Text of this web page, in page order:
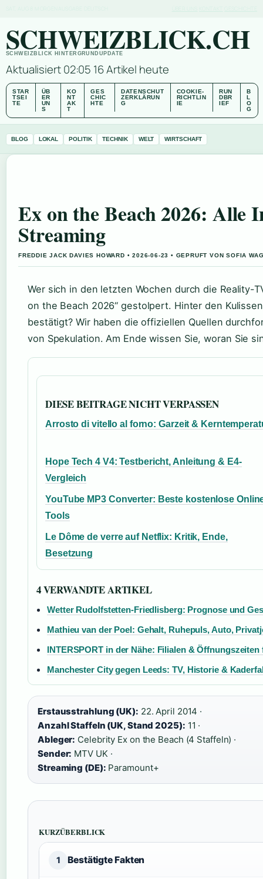
SCHWEIZBLICK.CH
SCHWEIZBLICK HINTERGRUNDUPDATE
Aktualisiert 02:05 16 Artikel heute
STAR
TSEI
TE
ÜB
ER
UN
S
KO
NT
AK
T
GES
CHIC
HTE
DATENSCHUT
ZERKLÄRUN
G
COOKIE-
RICHTLIN
IE
RUN
DBR
IEF
B
L
O
G
BLOG LOKAL POLITIK TECHNIK WELT WIRTSCHAFT
Ex on the Beach 2026: Alle
Streaming
FREDDIE JACK DAVIES HOWARD • 2026-06-23 • GEPRUFT VON SOFIA
Wer sich in den letzten Wochen durch die Reality-
on the Beach 2026“ gestolpert. Hinter den
bestätigt? Wir haben die offiziellen Quellen
von Spekulation. Am Ende wissen Sie, woran Sie
DIESE BEITRAGE NICHT VERPASSEN
Arrosto di vitello al forno: Garzeit &
Hope Tech 4 V4: Testbericht, Anleitung & E4-
Vergleich
YouTube MP3 Converter: Beste kostenlose
Tools
Le Dôme de verre auf Netflix: Kritik, Ende,
Besetzung
4 VERWANDTE ARTIKEL
Wetter Rudolfstetten-Friedlisberg: Prognose und
Mathieu van der Poel: Gehalt, Ruhepuls, Auto,
INTERSPORT in der Nähe: Filialen & Öffnungszeiten
Manchester City gegen Leeds: TV, Historie &
Erstausstrahlung (UK): 22. April 2014 ·
Anzahl Staffeln (UK, Stand 2025): 11 ·
Ableger: Celebrity Ex on the Beach (4 Staffeln) ·
Sender: MTV UK ·
Streaming (DE): Paramount+
KURZÜBERBLICK
1 Bestätigte Fakten